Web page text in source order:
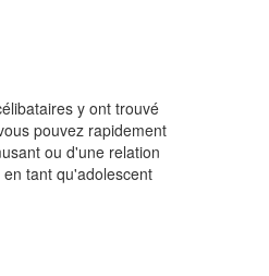
y ont trouvé
pouvez rapidement
ou d'une relation
tant qu'adolescent